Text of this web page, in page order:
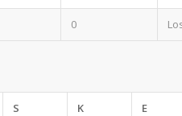
0
S K E